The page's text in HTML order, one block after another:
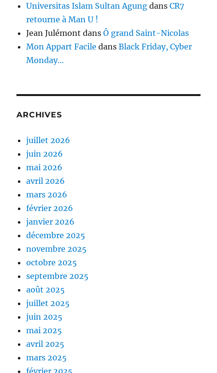
Universitas Islam Sultan Agung dansCR7
retourne à Man U !
Jean Julémont dansÔ grand Saint-Nicolas
Mon Appart Facile dansBlack Friday, Cyber
Monday…
ARCHIVES
juillet 2026
juin 2026
mai 2026
avril 2026
mars 2026
février 2026
janvier 2026
décembre 2025
novembre 2025
octobre 2025
septembre 2025
août 2025
juillet 2025
juin 2025
mai 2025
avril 2025
mars 2025
février 2025